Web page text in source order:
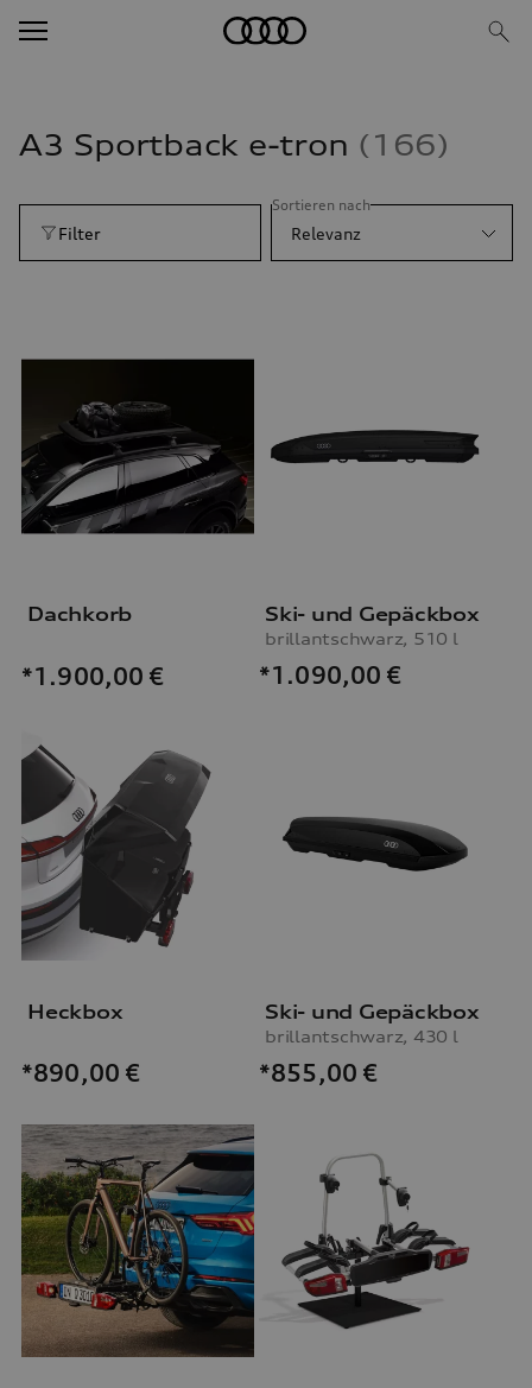
A3 Sportback e-tron 166
Filter
Sortieren nach
Relevanz
Dachkorb
*1.900,00 €
Ski- und Gepäckbox
brillantschwarz, 510 l
*1.090,00 €
Heckbox
*890,00 €
Ski- und Gepäckbox
brillantschwarz, 430 l
*855,00 €